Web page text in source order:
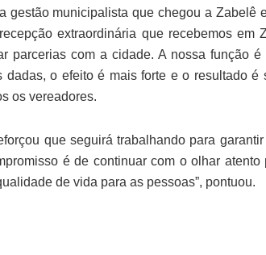
gestão municipalista que chegou a Zabelê
extraordinária que recebemos
parcerias com a cidade. A nossa função
dadas, o efeito é mais forte e o resultado é
os vereadores.
que seguirá trabalhando para
é de continuar com o olhar
de vida para as pessoas”, pontuou.